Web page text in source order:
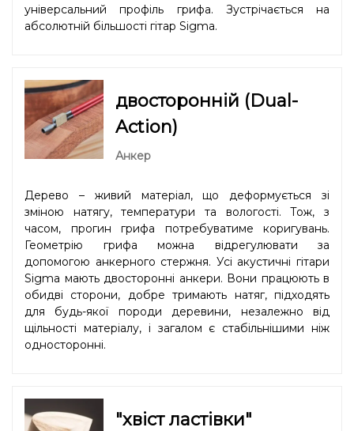
універсальний профіль грифа. Зустрічається на
абсолютній більшості гітар Sigma.
двосторонній (Dual-
Action)
Анкер
Дерево – живий матеріал, що деформується зі
зміною натягу, температури та вологості. Тож, з
часом, прогин грифа потребуватиме коригувань.
Геометрію грифа можна відрегулювати за
допомогою анкерного стержня. Усі акустичні гітари
Sigma мають двосторонні анкери. Вони працюють в
обидві сторони, добре тримають натяг, підходять
для будь-якої породи деревини, незалежно від
щільності матеріалу, і загалом є стабільнішими ніж
односторонні.
"хвіст ластівки"